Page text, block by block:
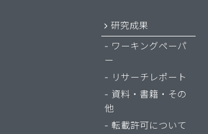
研究成果
ワーキングペーパ
ー
リサーチレポート
資料・書籍・その
他
転載許可について